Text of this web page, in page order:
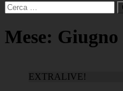
Ricerca
per:
Mese: Giugno
EXTRALIVE!